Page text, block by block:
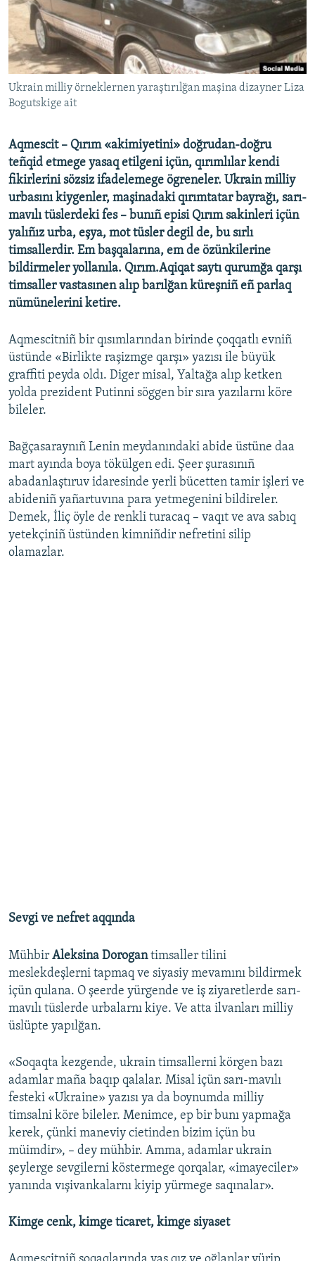
Русский
Українською
QOŞULIÑIZ!
RFE/RS bütün saytları
Ukrain milliy örneklernen yaraştırılğan maşina dizayner Liza
Bogutskige ait
Aqmescit – Qırım «akimiyetini» doğrudan-doğru
teñqid etmege yasaq etilgeni içün, qırımlılar kendi
fikirlerini sözsiz ifadelemege ögreneler. Ukrain milliy
urbasını kiygenler, maşinadaki qırımtatar bayrağı, sarı-
mavılı tüslerdeki fes – bunıñ episi Qırım sakinleri içün
yalıñız urba, eşya, mot tüsler degil de, bu sırlı
timsallerdir. Em başqalarına, em de özünkilerine
bildirmeler yollanıla. Qırım.Aqiqat saytı qurumğa qarşı
timsaller vastasınen alıp barılğan küreşniñ eñ parlaq
nümünelerini ketire.
Aqmescitniñ bir qısımlarından birinde çoqqatlı evniñ
üstünde «Birlikte raşizmge qarşı» yazısı ile büyük
graffiti peyda oldı. Diger misal, Yaltağa alıp ketken
yolda prezident Putinni söggen bir sıra yazılarnı köre
bileler.
Bağçasaraynıñ Lenin meydanındaki abide üstüne daa
mart ayında boya tökülgen edi. Şeer şurasınıñ
abadanlaştıruv idaresinde yerli bücetten tamir işleri ve
abideniñ yañartuvına para yetmegenini bildireler.
Demek, İliç öyle de renkli turacaq – vaqıt ve ava sabıq
yetekçiniñ üstünden kimniñdir nefretini silip
olamazlar.
Sevgi ve nefret aqqında
Mühbir Aleksina Dorogantimsaller tilini
meslekdeşlerni tapmaq ve siyasiy mevamını bildirmek
içün qulana. O şeerde yürgende ve iş ziyaretlerde sarı-
mavılı tüslerde urbalarnı kiye. Ve atta ilvanları milliy
üslüpte yapılğan.
«Soqaqta kezgende, ukrain timsallerni körgen bazı
adamlar maña baqıp qalalar. Misal içün sarı-mavılı
festeki «Ukraine» yazısı ya da boynumda milliy
timsalni köre bileler. Menimce, ep bir bunı yapmağa
kerek, çünki maneviy cietinden bizim içün bu
müimdir», – dey mühbir. Amma, adamlar ukrain
şeylerge sevgilerni köstermege qorqalar, «imayeciler»
yanında vışivankalarnı kiyip yürmege saqınalar».
Kimge cenk, kimge ticaret, kimge siyaset